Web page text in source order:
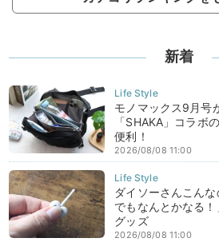
新着
モノマックス9月号
「SHAKA」コラボ
便利！
2026/08/08 11:00
ダイソーさんこん
でもなんとかなる
グッズ
2026/08/08 11:00